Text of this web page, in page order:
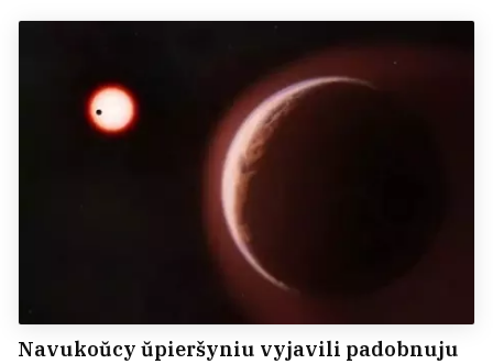
Navukoŭcy ŭpieršyniu vyjavili padobnuju